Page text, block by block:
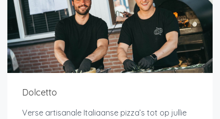
Dolcetto
Verse artisanale Italiaanse pizza’s tot op jullie